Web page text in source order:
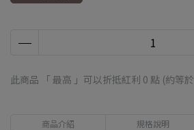
此商品 「 最高 」可以折抵紅利 0 點 (約等於
商品介紹 規格說明